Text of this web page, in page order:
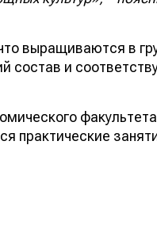
выращиваются в
состав и
практические